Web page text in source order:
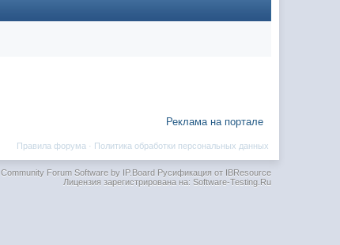
Реклама на портале
Политика обработки персональных данных
Правила форума ·
Community Forum Software by IP.BoardРусификация от IBResource
Лицензия зарегистрирована на: Software-Testing.Ru